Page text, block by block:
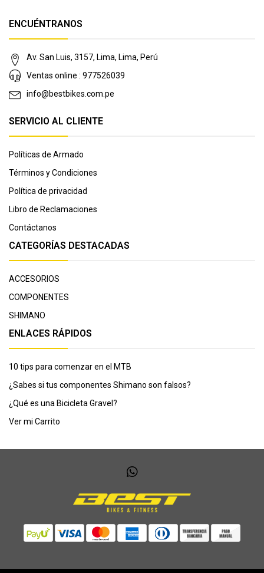
ENCUÉNTRANOS
Av. San Luis, 3157, Lima, Lima, Perú
Ventas online : 977526039
info@bestbikes.com.pe
SERVICIO AL CLIENTE
Políticas de Armado
Términos y Condiciones
Política de privacidad
Libro de Reclamaciones
Contáctanos
CATEGORÍAS DESTACADAS
ACCESORIOS
COMPONENTES
SHIMANO
ENLACES RÁPIDOS
10 tips para comenzar en el MTB
¿Sabes si tus componentes Shimano son falsos?
¿Qué es una Bicicleta Gravel?
Ver mi Carrito